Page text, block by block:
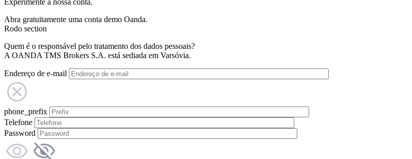
Experimente a nossa conta.
Abra gratuitamente uma conta demo Oanda.
Rodo section
Quem é o responsável pelo tratamento dos dados pessoais?
A OANDA TMS Brokers S.A. está sediada em Varsóvia.
Endereço de e-mail
phone_prefix
Telefone
Password